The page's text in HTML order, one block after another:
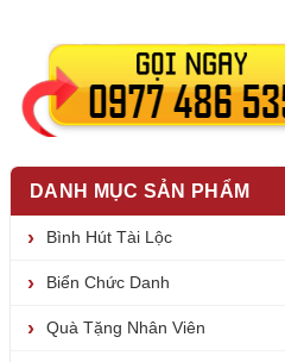
DANH MỤC SẢN PHẨM
Bình Hút Tài Lộc
Biển Chức Danh
Quà Tặng Nhân Viên